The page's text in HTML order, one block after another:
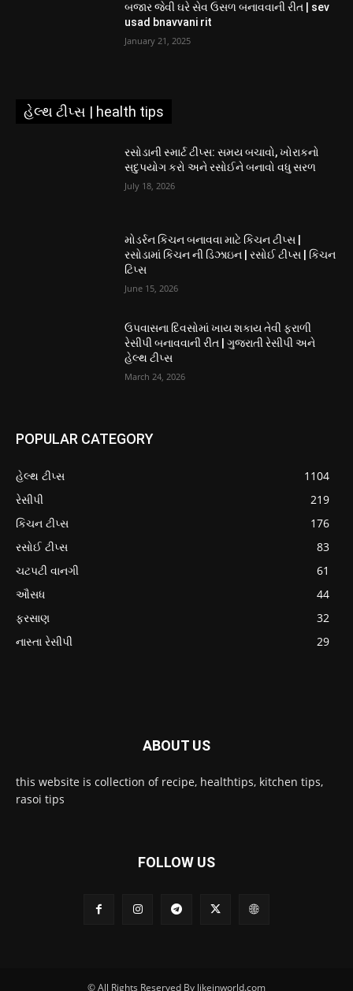
બજાર જેવી ઘરે સેવ ઉસળ બનાવવાની રીત | sev
usad bnavvani rit
January 21, 2025
હેલ્થ ટીપ્સ | health tips
રસોડાની સ્માર્ટ ટીપ્સ: સમય બચાવો, ખોરાકનો
સદુપયોગ કરો અને રસોઈને બનાવો વધુ સરળ
July 18, 2026
મોડર્રન કિચન બનાવવા માટે કિચન ટીપ્સ |
રસોડામાં કિચન ની ડિઝાઇન | રસોઈ ટીપ્સ | કિચન
ટિપ્સ
June 15, 2026
ઉપવાસના દિવસોમાં ખાય શકાય તેવી ફરાળી
રેસીપી બનાવવાની રીત | ગુજરાતી રેસીપી અને
હેલ્થ ટીપ્સ
March 24, 2026
POPULAR CATEGORY
હેલ્થ ટીપ્સ
1104
રેસીપી
219
કિચન ટીપ્સ
176
રસોઈ ટીપ્સ
83
ચટપટી વાનગી
61
ઔસધ
44
ફરસાણ
32
નાસ્તા રેસીપી
29
ABOUT US
this website is collection of recipe, healthtips, kitchen tips,
rasoi tips
FOLLOW US
© All Rights Reserved By likeinworld.com